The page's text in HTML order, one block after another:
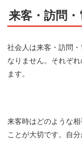
来客・訪問
社会人は来客・訪問
なりません。それぞ
ます。
来客時はどのような
ことが大切です。自